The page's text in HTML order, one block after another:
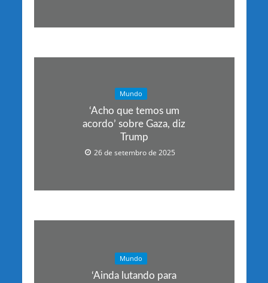
Mundo
‘Acho que temos um
acordo’ sobre Gaza, diz
Trump
26 de setembro de 2025
Mundo
‘Ainda lutando para